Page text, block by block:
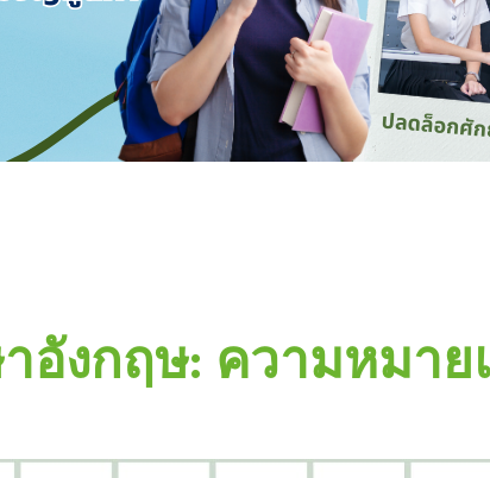
อังกฤษ: ความหมา